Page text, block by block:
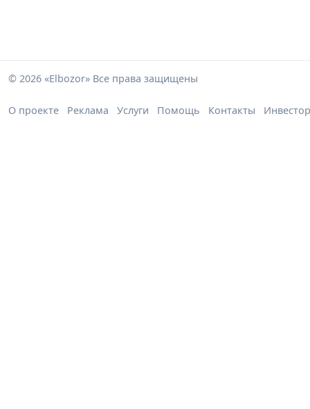
© 2026 «Elbozor» Все права защищены
О проекте Реклама Услуги Помощь Контакты